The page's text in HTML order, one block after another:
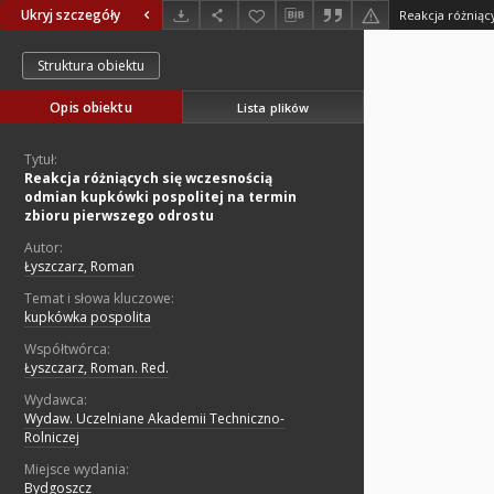
Ukryj szczegóły
Struktura obiektu
Opis obiektu Lista plików
Tytuł:
Reakcja różniących się wczesnością
odmian kupkówki pospolitej na termin
zbioru pierwszego odrostu
Autor:
Łyszczarz, Roman
Temat i słowa kluczowe:
kupkówka pospolita
Współtwórca:
Łyszczarz, Roman. Red.
Wydawca:
Wydaw. Uczelniane Akademii Techniczno-
Rolniczej
Miejsce wydania:
Bydgoszcz